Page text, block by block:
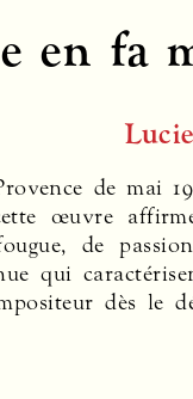
en fa
de mai
œuvre
de
qui
dès le
cet esprit
qu’il
Au cours des
matériau musical
multiples
un
des